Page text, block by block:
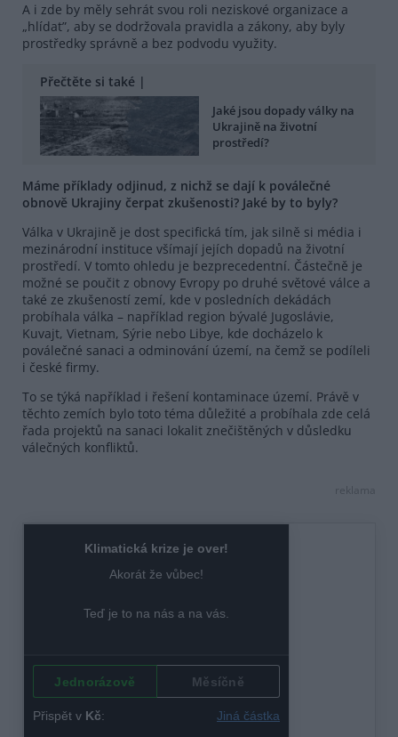
A i zde by měly sehrát svou roli neziskové organizace a
„hlídat”, aby se dodržovala pravidla a zákony, aby byly
prostředky správně a bez podvodu využity.
Přečtěte si také |
Jaké jsou dopady války na
Ukrajině na životní
prostředí?
Máme příklady odjinud, z nichž se dají k poválečné
obnově Ukrajiny čerpat zkušenosti? Jaké by to byly?
Válka v Ukrajině je dost specifická tím, jak silně si média i
mezinárodní instituce všímají jejích dopadů na životní
prostředí. V tomto ohledu je bezprecedentní. Částečně je
možné se poučit z obnovy Evropy po druhé světové válce a
také ze zkušeností zemí, kde v posledních dekádách
probíhala válka – například region bývalé Jugoslávie,
Kuvajt, Vietnam, Sýrie nebo Libye, kde docházelo k
poválečné sanaci a odminování území, na čemž se podíleli
i české firmy.
To se týká například i řešení kontaminace území. Právě v
těchto zemích bylo toto téma důležité a probíhala zde celá
řada projektů na sanaci lokalit znečištěných v důsledku
válečných konfliktů.
reklama